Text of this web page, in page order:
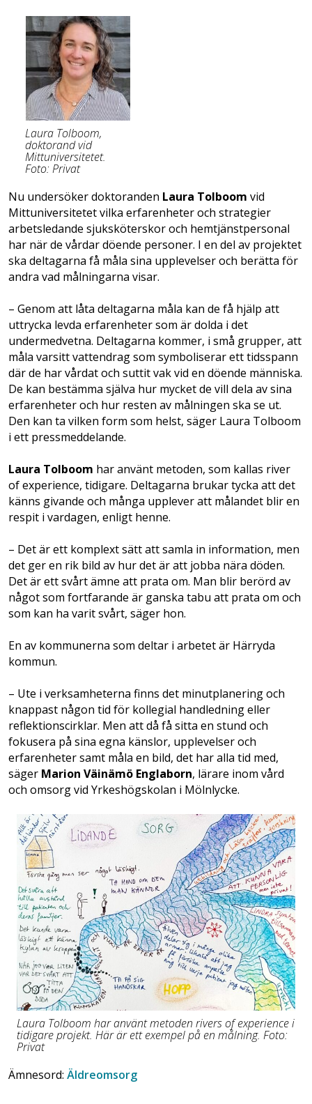
Laura Tolboom,
doktorand vid
Mittuniversitetet.
Foto: Privat
Nu undersöker doktoranden Laura Tolboom vid
Mittuniversitetet vilka erfarenheter och strategier
arbetsledande sjuksköterskor och hemtjänstpersonal
har när de vårdar döende personer. I en del av projektet
ska deltagarna få måla sina upplevelser och berätta för
andra vad målningarna visar.
– Genom att låta deltagarna måla kan de få hjälp att
uttrycka levda erfarenheter som är dolda i det
undermedvetna. Deltagarna kommer, i små grupper, att
måla varsitt vattendrag som symboliserar ett tidsspann
där de har vårdat och suttit vak vid en döende människa.
De kan bestämma själva hur mycket de vill dela av sina
erfarenheter och hur resten av målningen ska se ut.
Den kan ta vilken form som helst, säger Laura Tolboom
i ett pressmeddelande.
Laura Tolboom har använt metoden, som kallas river
of experience, tidigare. Deltagarna brukar tycka att det
känns givande och många upplever att målandet blir en
respit i vardagen, enligt henne.
– Det är ett komplext sätt att samla in information, men
det ger en rik bild av hur det är att jobba nära döden.
Det är ett svårt ämne att prata om. Man blir berörd av
något som fortfarande är ganska tabu att prata om och
som kan ha varit svårt, säger hon.
En av kommunerna som deltar i arbetet är Härryda
kommun.
– Ute i verksamheterna finns det minutplanering och
knappast någon tid för kollegial handledning eller
reflektionscirklar. Men att då få sitta en stund och
fokusera på sina egna känslor, upplevelser och
erfarenheter samt måla en bild, det har alla tid med,
säger Marion Väinämö Englaborn, lärare inom vård
och omsorg vid Yrkeshögskolan i Mölnlycke.
Laura Tolboom har använt metoden rivers of experience i
tidigare projekt. Här är ett exempel på en målning. Foto:
Privat
Ämnesord: Äldreomsorg